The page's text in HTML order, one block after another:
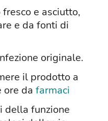
e asciutto,
e da fonti di
originale.
il prodotto a
ore da farmaci
della funzione